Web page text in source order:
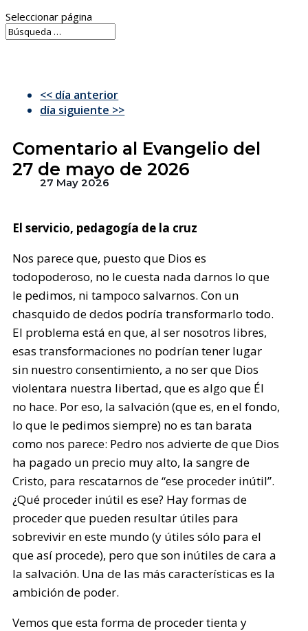
Seleccionar página
<< día anterior
día siguiente >>
Comentario al Evangelio del
27 de mayo de 2026
27 May 2026
El servicio, pedagogía de la cruz
Nos parece que, puesto que Dios es
todopoderoso, no le cuesta nada darnos lo que
le pedimos, ni tampoco salvarnos. Con un
chasquido de dedos podría transformarlo todo.
El problema está en que, al ser nosotros libres,
esas transformaciones no podrían tener lugar
sin nuestro consentimiento, a no ser que Dios
violentara nuestra libertad, que es algo que Él
no hace. Por eso, la salvación (que es, en el fondo,
lo que le pedimos siempre) no es tan barata
como nos parece: Pedro nos advierte de que Dios
ha pagado un precio muy alto, la sangre de
Cristo, para rescatarnos de “ese proceder inútil”.
¿Qué proceder inútil es ese? Hay formas de
proceder que pueden resultar útiles para
sobrevivir en este mundo (y útiles sólo para el
que así procede), pero que son inútiles de cara a
la salvación. Una de las más características es la
ambición de poder.
Vemos que esta forma de proceder tienta y